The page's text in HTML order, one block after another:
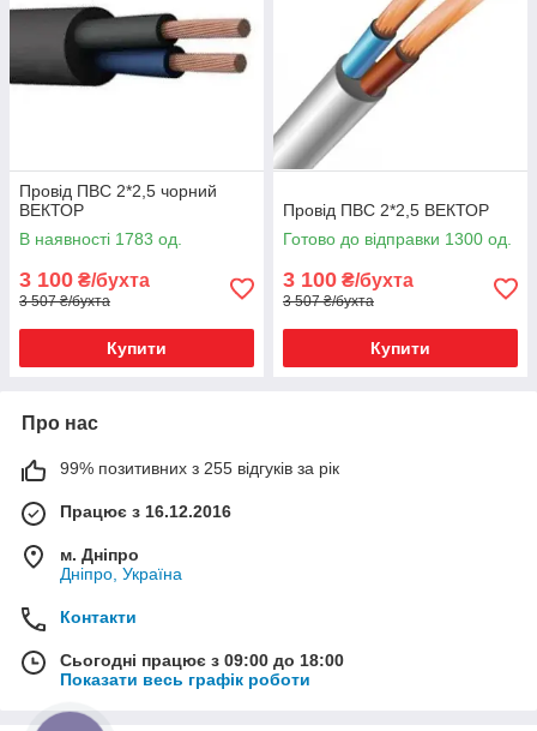
Провід ПВС 2*2,5 чорний
ВЕКТОР
В наявності 1783 од.
3 100 ₴/бухта
3 507 ₴/бухта
Купити
Провід ПВС 2*2,5 ВЕКТОР
Готово до відправки 1300 од.
3 100 ₴/бухта
3 507 ₴/бухта
Купити
Про нас
99% позитивних з 255 відгуків за рік
Працює з 16.12.2016
м. Дніпро
Дніпро, Україна
Контакти
Сьогодні працює з 09:00 до 18:00
Показати весь графік роботи